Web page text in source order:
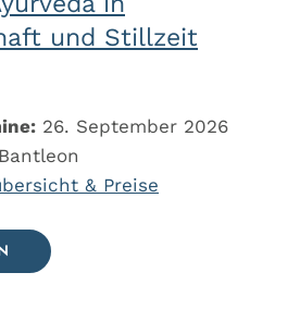
und Stillzeit
26. September 2026
& Preise